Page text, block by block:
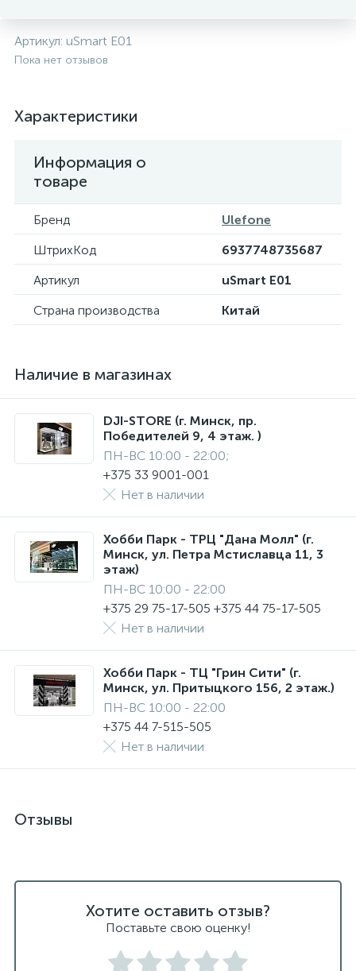
Артикул: uSmart E01
Пока нет отзывов
Характеристики
Информация о
товаре
Бренд
Ulefone
ШтрихКод
6937748735687
Артикул
uSmart E01
Страна производства
Китай
Наличие в магазинах
DJI-STORE (г. Минск, пр.
Победителей 9, 4 этаж. )
ПН-ВС 10:00 - 22:00;
+375 33 9001-001
Нет в наличии
Хобби Парк - ТРЦ "Дана Молл" (г.
Минск, ул. Петра Мстиславца 11, 3
этаж)
ПН-ВС 10:00 - 22:00
+375 29 75-17-505 +375 44 75-17-505
Нет в наличии
Хобби Парк - ТЦ "Грин Сити" (г.
Минск, ул. Притыцкого 156, 2 этаж.)
ПН-ВС 10:00 - 22:00
+375 44 7-515-505
Нет в наличии
Отзывы
Хотите оставить отзыв?
Поставьте свою оценку!